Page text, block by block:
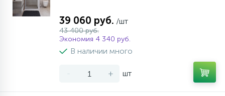
39 060 руб. /шт
43 400 руб.
Экономия 4 340 руб.
В наличии много
- + шт